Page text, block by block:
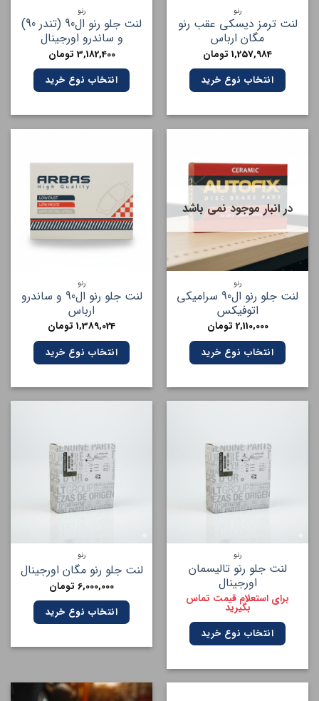
لنت ترمز دیسکی عقب رنو
مگان ارباس
1,257,984تومان
انتخاب نوع خرید
لنت جلو رنو ال90 (تندر 90)
و ساندرو اورجینال
3,182,400تومان
انتخاب نوع خرید
در انبار موجود نمی باشد
لنت جلو رنو ال90 سرامیکی
اتوفیکس
2,110,000تومان
انتخاب نوع خرید
لنت جلو رنو ال90 و ساندرو
ارباس
1,389,024تومان
انتخاب نوع خرید
لنت جلو رنو تالیسمان
اورجینال
برای استعلام قیمت تماس
بگیرید
انتخاب نوع خرید
لنت جلو رنو مگان اورجینال
6,000,000 تومان
انتخاب نوع خرید